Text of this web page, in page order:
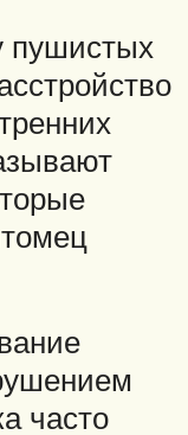
пушистых
часто